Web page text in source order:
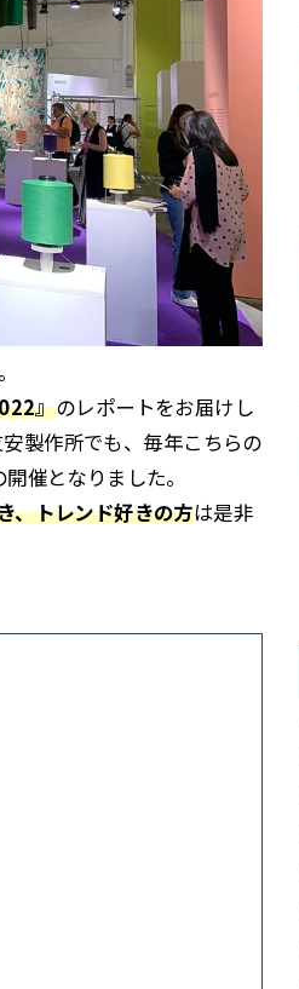
』のレポートをお届けし
製作所でも、毎年こちらの
催となりました。
、トレンド好きの方は是非